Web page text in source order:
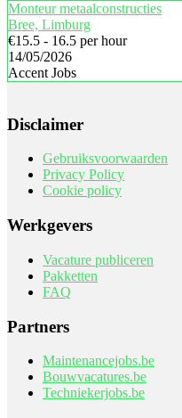
Monteur metaalconstructies
Bree, Limburg
€15.5 - 16.5 per hour
14/05/2026
Accent Jobs
Disclaimer
Gebruiksvoorwaarden
Privacy Policy
Cookie policy
Werkgevers
Vacature publiceren
Pakketten
FAQ
Partners
Maintenancejobs.be
Bouwvacatures.be
Techniekerjobs.be